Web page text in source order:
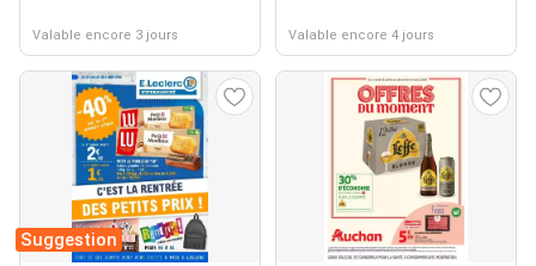
Valable encore 3 jours Valable encore 4 jours
Suggestion